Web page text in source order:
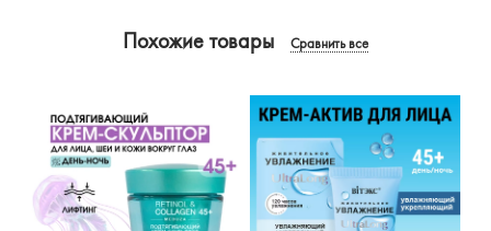
Похожие товары Сравнить все